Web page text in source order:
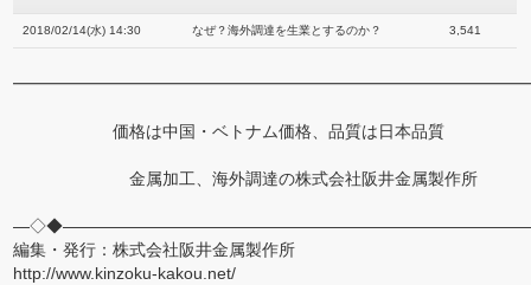
2018/02/14(水) 14:30 なぜ？海外調達を生業とするのか？ 3,541
価格は中国・ベトナム価格、品質は日本品質
金属加工、海外調達の株式会社阪井金属製作所
編集・発行：株式会社阪井金属製作所
http://www.kinzoku-kakou.net/